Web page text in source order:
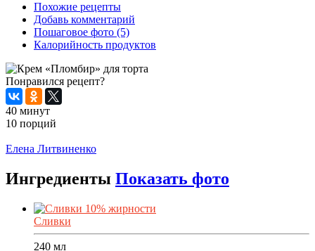
Похожие рецепты
Добавь комментарий
Пошаговое фото (5)
Калорийность продуктов
Понравился рецепт?
40 минут
10 порций
Елена Литвиненко
Ингредиенты Показать фото
Сливки
240 мл